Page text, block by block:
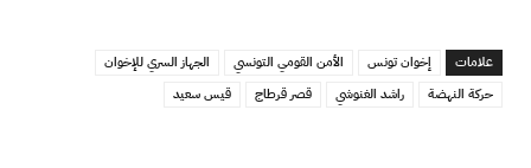
علامات إخوان تونس الأمن القومي التونسي
الجهاز السري للإخوان
حركة النهضة
راشد الغنوشي قصر قرطاج قيس سعيد